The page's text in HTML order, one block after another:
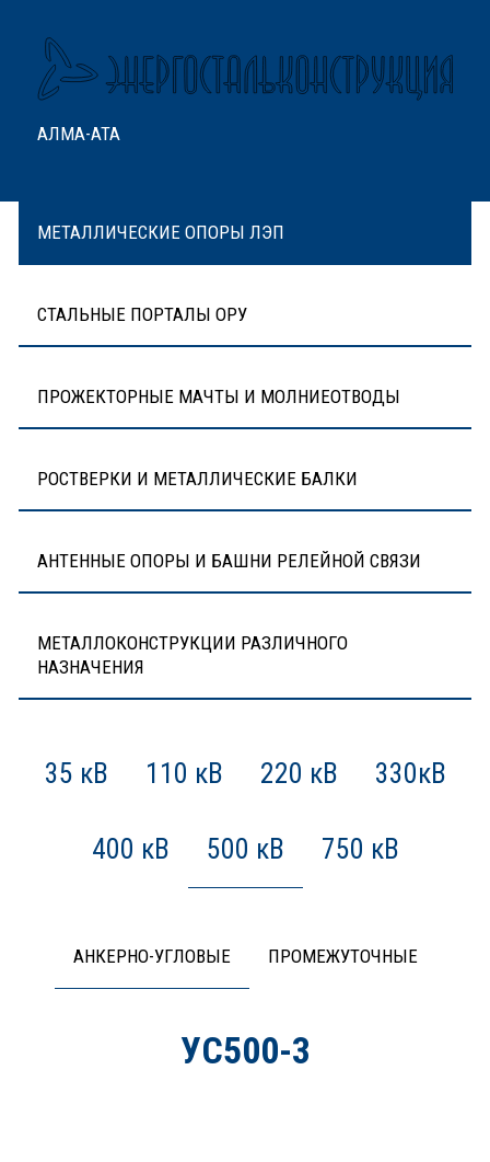
АЛМА-АТА
МЕТАЛЛИЧЕСКИЕ ОПОРЫ ЛЭП
СТАЛЬНЫЕ ПОРТАЛЫ ОРУ
ПРОЖЕКТОРНЫЕ МАЧТЫ И МОЛНИЕОТВОДЫ
РОСТВЕРКИ И МЕТАЛЛИЧЕСКИЕ БАЛКИ
АНТЕННЫЕ ОПОРЫ И БАШНИ РЕЛЕЙНОЙ СВЯЗИ
МЕТАЛЛОКОНСТРУКЦИИ РАЗЛИЧНОГО
НАЗНАЧЕНИЯ
35 кВ 110 кВ 220 кВ 330кВ
400 кВ 500 кВ 750 кВ
АНКЕРНО-УГЛОВЫЕ ПРОМЕЖУТОЧНЫЕ
УС500-3